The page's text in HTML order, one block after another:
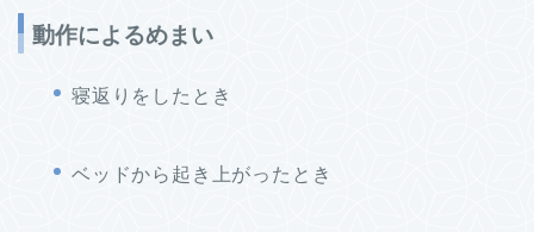
動作によるめまい
寝返りをしたとき
ベッドから起き上がったとき